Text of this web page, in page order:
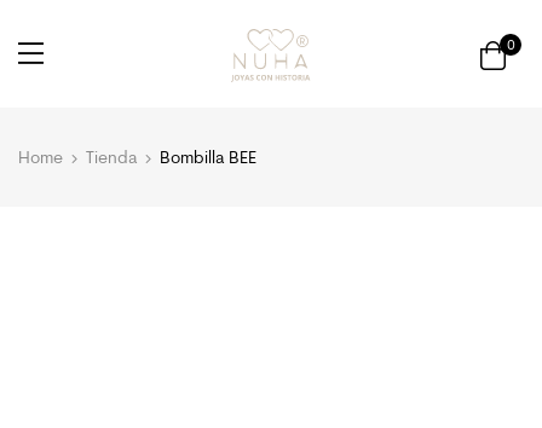
0
Home Tienda Bombilla BEE